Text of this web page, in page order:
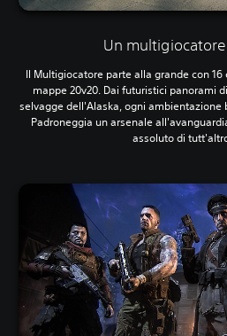
Un
Il Multigiocatore parte alla grande con
mappe 20v20. Dai futuristici panorami
selvagge dell'Alaska, ogni ambientazione
Padroneggia un arsenale
assoluto di